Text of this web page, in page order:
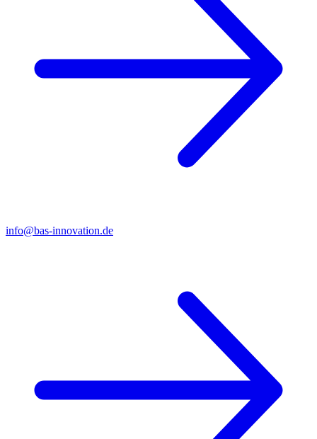
info@bas-innovation.de